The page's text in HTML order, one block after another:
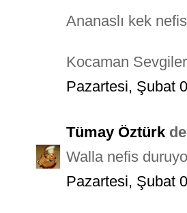
Ananaslı kek
Kocaman
Pazartesi, Şubat
Tümay Öztürk
Walla nefis
Pazartesi, Şubat